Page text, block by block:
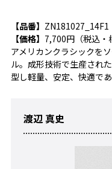
【品番】 ZN181027_14F1
【価格】 7,700円（税込・
アメリカンクラシックを
ル。成形技術で生産され
型し軽量、安定、快適で
渡辺 真史